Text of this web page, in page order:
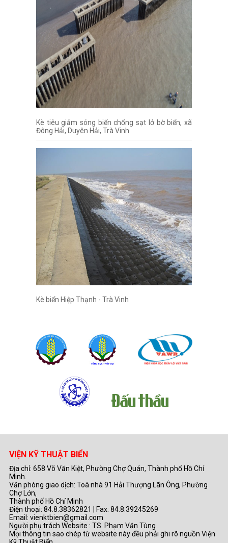
Kè tiêu giảm sóng biển chống sạt lở bờ biển, xã
Đông Hải, Duyên Hải, Trà Vinh
Kè biển Hiệp Thạnh - Trà Vinh
VIỆN KỸ THUẬT BIỂN
Địa chỉ: 658 Võ Văn Kiệt, Phường Chợ Quán, Thành phố Hồ Chí
Minh.
Văn phòng giao dịch: Toà nhà 91 Hải Thượng Lãn Ông, Phường
Chợ Lớn,
Thành phố Hồ Chí Minh
Điện thoại: 84.8.38362821 | Fax: 84.8.39245269
Email: vienktbien@gmail.com
Người phụ trách Website : TS. Phạm Văn Tùng
Mọi thông tin sao chép từ website này đều phải ghi rõ nguồn Viện